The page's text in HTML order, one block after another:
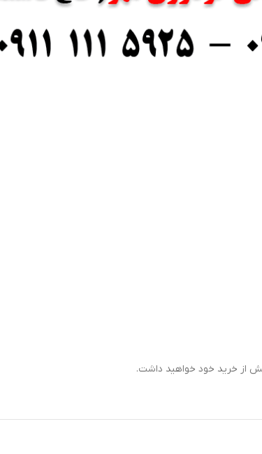
از خرید خود خواهید داشت.